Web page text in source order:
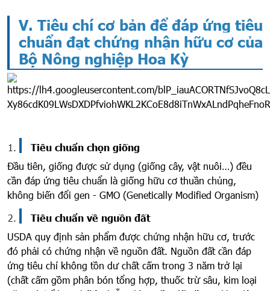
V. Tiêu chí cơ bản để đáp ứng tiêu
chuẩn đạt chứng nhận hữu cơ của
Bộ Nông nghiệp Hoa Kỳ
Tiêu chuẩn chọn giống
Đầu tiên, giống được sử dụng (giống cây, vật nuôi…) đều
cần đáp ứng tiêu chuẩn là giống hữu cơ thuần chủng,
không biến đổi gen - GMO (Genetically Modified Organism)
Tiêu chuẩn về nguồn đất
USDA quy định sản phẩm được chứng nhận hữu cơ, trước
đó phải có chứng nhận về nguồn đất. Nguồn đất cần đáp
ứng tiêu chí không tồn dư chất cấm trong 3 năm trở lại
(chất cấm gồm phân bón tổng hợp, thuốc trừ sâu, kim loại